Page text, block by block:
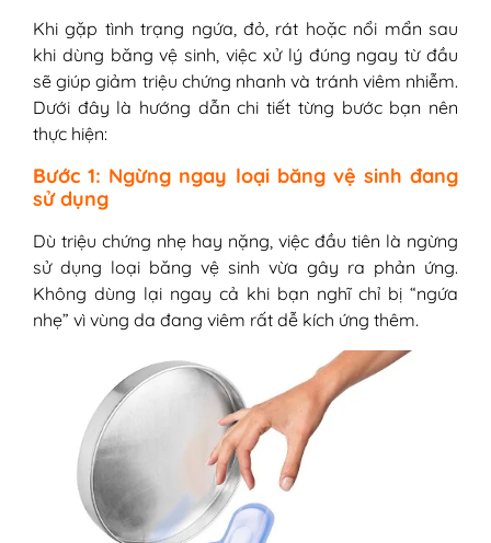
Khi gặp tình trạng ngứa, đỏ, rát hoặc nổi mẩn sau
khi dùng băng vệ sinh, việc xử lý đúng ngay từ đầu
sẽ giúp giảm triệu chứng nhanh và tránh viêm nhiễm.
Dưới đây là hướng dẫn chi tiết từng bước bạn nên
thực hiện:
Bước 1: Ngừng ngay loại băng vệ sinh đang
sử dụng
Dù triệu chứng nhẹ hay nặng, việc đầu tiên là ngừng
sử dụng loại băng vệ sinh vừa gây ra phản ứng.
Không dùng lại ngay cả khi bạn nghĩ chỉ bị “ngứa
nhẹ” vì vùng da đang viêm rất dễ kích ứng thêm.